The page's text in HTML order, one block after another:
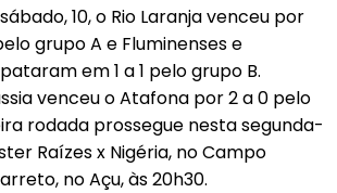
10, o Rio Laranja venceu por
grupo A e Fluminenses e
em 1 a 1 pelo grupo B.
venceu o Atafona por 2 a 0 pelo
rodada prossegue nesta segunda-
Raízes x Nigéria, no Campo
no Açu, às 20h30.